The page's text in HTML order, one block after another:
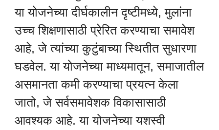
या योजनेच्या दीर्घकालीन दृष्टीमध्ये, मुलांना
उच्च शिक्षणासाठी प्रेरित करण्याचा समावेश
आहे, जे त्यांच्या कुटुंबाच्या स्थितीत सुधारणा
घडवेल. या योजनेच्या माध्यमातून, समाजातील
असमानता कमी करण्याचा प्रयत्न केला
जातो, जे सर्वसमावेशक विकासासाठी
आवश्यक आहे. या योजनेच्या यशस्वी